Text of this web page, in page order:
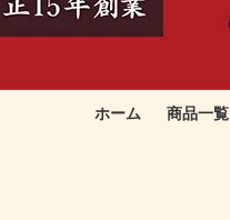
ホーム 商品一覧